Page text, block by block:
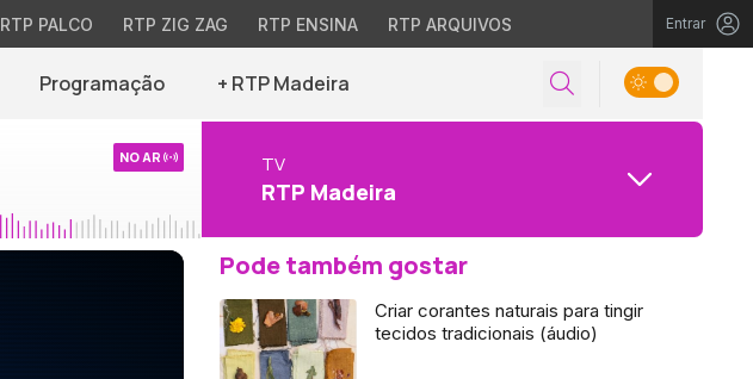
RTP PALCO RTP ZIG ZAG RTP ENSINA RTP ARQUIVOS Entrar
Programação + RTP Madeira
NO AR TV
RTP Madeira
Pode também gostar
Criar corantes naturais para tingir
tecidos tradicionais (áudio)